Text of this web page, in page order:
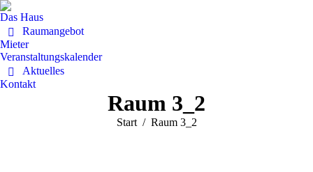
Das Haus
Raumangebot
Mieter
Veranstaltungskalender
Aktuelles
Kontakt
Raum 3_2
Sie befinden sich hier:
Start Raum 3_2